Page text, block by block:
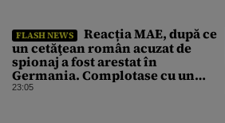
FLASH NEWS
Reacția MAE, după ce
un cetăţean român acuzat de
spionaj a fost arestat în
Germania. Complotase cu un
ucrainean ca să asasineze un
23:05